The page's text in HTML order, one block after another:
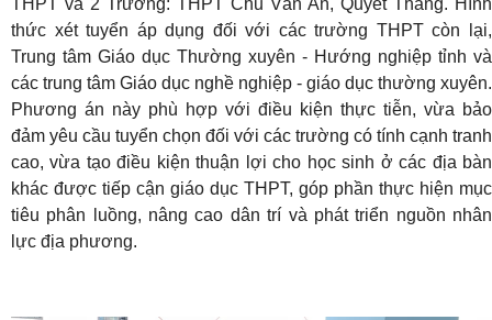
thức xét tuyển áp dụng đối với các trường THPT còn lại,
Trung tâm Giáo dục Thường xuyên - Hướng nghiệp tỉnh và
các trung tâm Giáo dục nghề nghiệp - giáo dục thường xuyên.
Phương án này phù hợp với điều kiện thực tiễn, vừa bảo
đảm yêu cầu tuyển chọn đối với các trường có tính cạnh tranh
cao, vừa tạo điều kiện thuận lợi cho học sinh ở các địa bàn
khác được tiếp cận giáo dục THPT, góp phần thực hiện mục
tiêu phân luồng, nâng cao dân trí và phát triển nguồn nhân
lực địa phương.